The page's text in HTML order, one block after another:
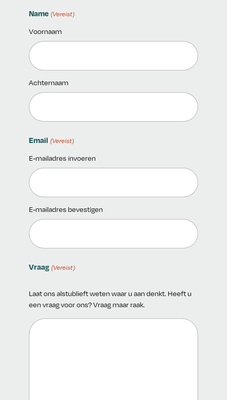
Name (Vereist)
Voornaam
Achternaam
Email (Vereist)
E-mailadres invoeren
E-mailadres bevestigen
Vraag (Vereist)
Laat ons alstublieft weten waar u aan denkt. Heeft u
een vraag voor ons? Vraag maar raak.